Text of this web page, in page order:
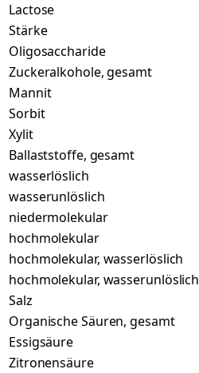
Lactose
Stärke
Oligosaccharide
Zuckeralkohole, gesamt
Mannit
Sorbit
Xylit
Ballaststoffe, gesamt
wasserlöslich
wasserunlöslich
niedermolekular
hochmolekular
hochmolekular, wasserlöslich
hochmolekular, wasserunlöslich
Salz
Organische Säuren, gesamt
Essigsäure
Zitronensäure